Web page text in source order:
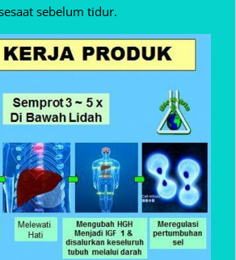
sebelum tidur.